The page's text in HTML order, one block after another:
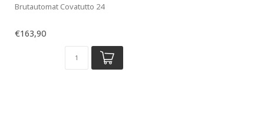
Brutautomat Covatutto 24
€163,90